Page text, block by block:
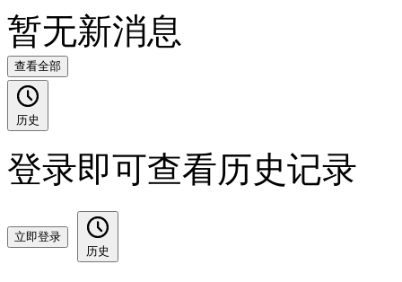
暂无新消息
查看全部
历史
登录即可查看历史记录
立即登录
历史